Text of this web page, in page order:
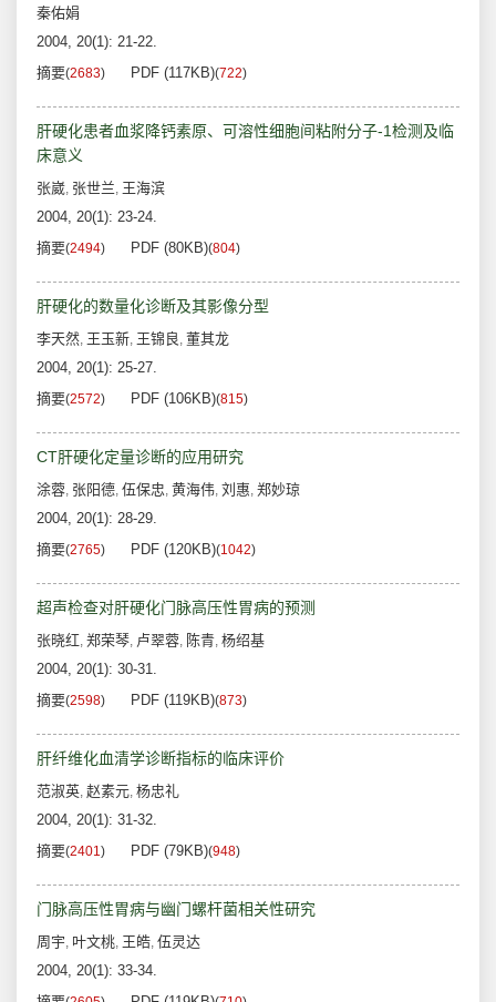
秦佑娟
2004, 20(1): 21-22.
摘要(2683) PDF (117KB)(722)
肝硬化患者血浆降钙素原、可溶性细胞间粘附分子-1检测及临
床意义
张崴, 张世兰, 王海滨
2004, 20(1): 23-24.
摘要(2494) PDF (80KB)(804)
肝硬化的数量化诊断及其影像分型
李天然, 王玉新, 王锦良, 董其龙
2004, 20(1): 25-27.
摘要(2572) PDF (106KB)(815)
CT肝硬化定量诊断的应用研究
涂蓉, 张阳德, 伍保忠, 黄海伟, 刘惠, 郑妙琼
2004, 20(1): 28-29.
摘要(2765) PDF (120KB)(1042)
超声检查对肝硬化门脉高压性胃病的预测
张晓红, 郑荣琴, 卢翠蓉, 陈青, 杨绍基
2004, 20(1): 30-31.
摘要(2598) PDF (119KB)(873)
肝纤维化血清学诊断指标的临床评价
范淑英, 赵素元, 杨忠礼
2004, 20(1): 31-32.
摘要(2401) PDF (79KB)(948)
门脉高压性胃病与幽门螺杆菌相关性研究
周宇, 叶文桃, 王皓, 伍灵达
2004, 20(1): 33-34.